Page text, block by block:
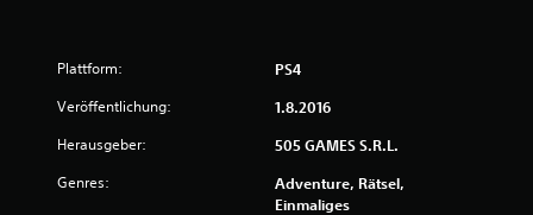
Plattform: PS4
Veröffentlichung: 1.8.2016
Herausgeber: 505 GAMES S.R.L.
Genres:
Adventure, Rätsel,
Einmaliges